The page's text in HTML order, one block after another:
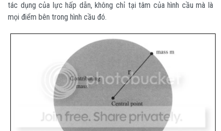
tác dụng của lực hấp dẫn, không chỉ tại tâm của hình cầu mà là
mọi điểm bên trong hình cầu đó.